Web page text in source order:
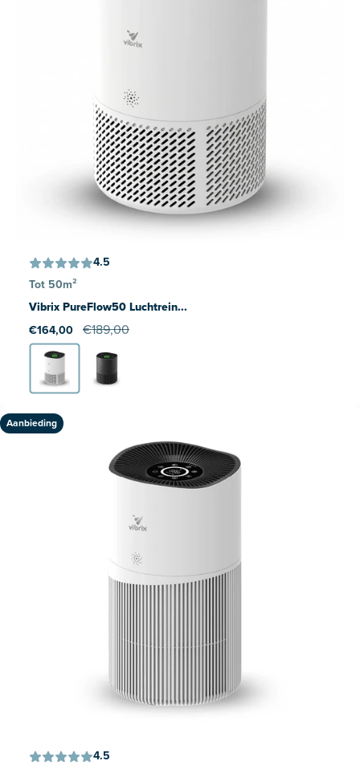
4.5
Tot 50m²
Vibrix PureFlow50 Luchtrein...
€164,00 €189,00
Aanbieding
4.5